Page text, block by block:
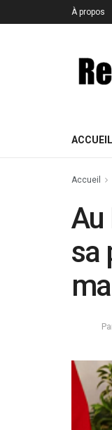
À propos
ACCUEIL
Accueil
Au
sa